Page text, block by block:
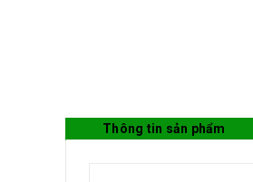
Thông tin sản phẩm